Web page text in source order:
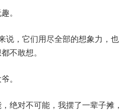
。
说，它们用尽全部的想象力，也
不敢想。
。
绝对不可能，我摆了一辈子摊，